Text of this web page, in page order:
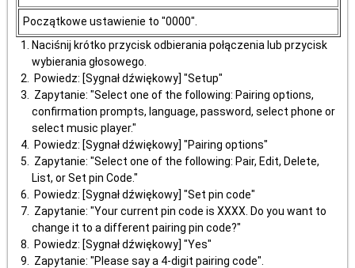
Początkowe ustawienie to "0000".
Naciśnij krótko przycisk odbierania połączenia lub przycisk
wybierania głosowego.
Powiedz: [Sygnał dźwiękowy] "Setup"
Zapytanie: "Select one of the following: Pairing options,
confirmation prompts, language, password, select phone or
select music player."
Powiedz: [Sygnał dźwiękowy] "Pairing options"
Zapytanie: "Select one of the following: Pair, Edit, Delete,
List, or Set pin Code."
Powiedz: [Sygnał dźwiękowy] "Set pin code"
Zapytanie: "Your current pin code is XXXX. Do you want to
change it to a different pairing pin code?"
Powiedz: [Sygnał dźwiękowy] "Yes"
Zapytanie: "Please say a 4-digit pairing code".